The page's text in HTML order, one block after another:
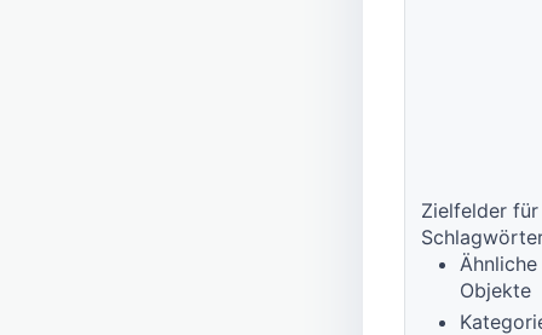
Zielfelder für
Ähnliche
Objekte